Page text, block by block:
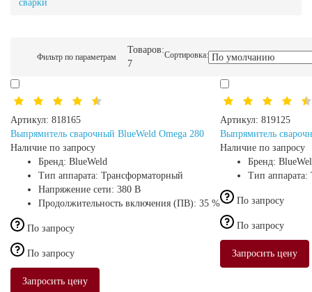
сварки
Фильтр по параметрам
Товаров:
7
Сортировка:
Артикул: 818165
Выпрямитель сварочный BlueWeld Omega 280
Наличие по запросу
Бренд: BlueWeld
Тип аппарата: Трансформаторный
Напряжение сети: 380 В
Продолжительность включения (ПВ): 35 %
По запросу
По запросу
Запросить цену
Артикул: 819125
Выпрямитель
Наличие по запросу
Бренд:
Тип аппарата:
По запросу
По запросу
Запросить цену